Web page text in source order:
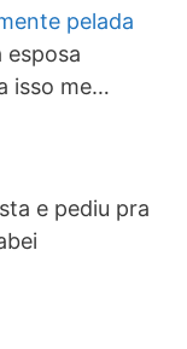
pelada
esposa
isso me…
e pediu pra